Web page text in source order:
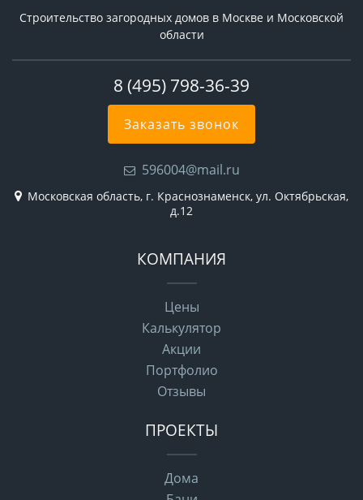
Строительство загородных домов в Москве и Московской
области
8 (495) 798-36-39
Заказать звонок
596004@mail.ru
Московская область, г. Краснознаменск, ул. Октябрьская,
д.12
КОМПАНИЯ
Цены
Калькулятор
Акции
Портфолио
Отзывы
ПРОЕКТЫ
Дома